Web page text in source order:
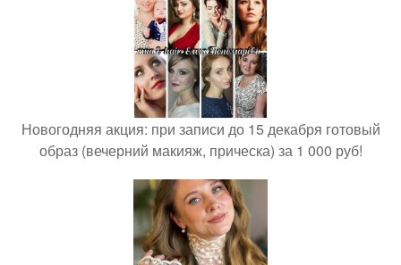
Новогодняя акция: при записи до 15 декабря готовый
образ (вечерний макияж, прическа) за 1 000 руб!